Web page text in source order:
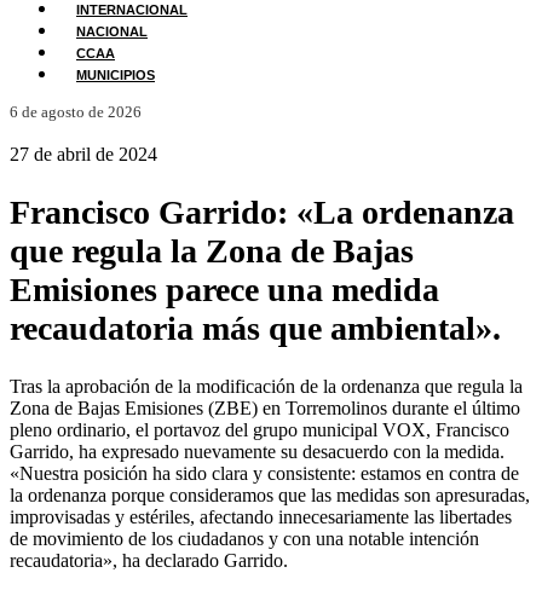
INTERNACIONAL
NACIONAL
CCAA
MUNICIPIOS
6 de agosto de 2026
27 de abril de 2024
Francisco Garrido: «La ordenanza
que regula la Zona de Bajas
Emisiones parece una medida
recaudatoria más que ambiental».
Tras la aprobación de la modificación de la ordenanza que regula la
Zona de Bajas Emisiones (ZBE) en Torremolinos durante el último
pleno ordinario, el portavoz del grupo municipal VOX, Francisco
Garrido, ha expresado nuevamente su desacuerdo con la medida.
«Nuestra posición ha sido clara y consistente: estamos en contra de
la ordenanza porque consideramos que las medidas son apresuradas,
improvisadas y estériles, afectando innecesariamente las libertades
de movimiento de los ciudadanos y con una notable intención
recaudatoria», ha declarado Garrido.